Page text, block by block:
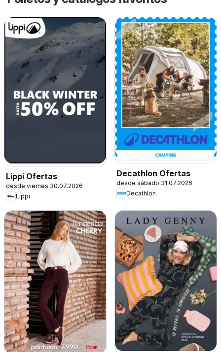
Lippi Ofertas
desde viernes 30.07.2026
Lippi
Decathlon Ofertas
desde sábado 31.07.2026
Decathlon